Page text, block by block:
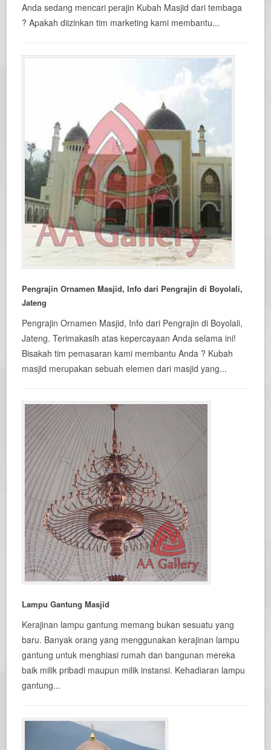
Anda sedang mencari perajin Kubah Masjid dari tembaga
? Apakah diizinkan tim marketing kami membantu...
Pengrajin Ornamen Masjid, Info dari Pengrajin di Boyolali,
Jateng
Pengrajin Ornamen Masjid, Info dari Pengrajin di Boyolali,
Jateng. Terimakasih atas kepercayaan Anda selama ini!
Bisakah tim pemasaran kami membantu Anda ? Kubah
masjid merupakan sebuah elemen dari masjid yang...
Lampu Gantung Masjid
Kerajinan lampu gantung memang bukan sesuatu yang
baru. Banyak orang yang menggunakan kerajinan lampu
gantung untuk menghiasi rumah dan bangunan mereka
baik milik pribadi maupun milik instansi. Kehadiaran lampu
gantung...